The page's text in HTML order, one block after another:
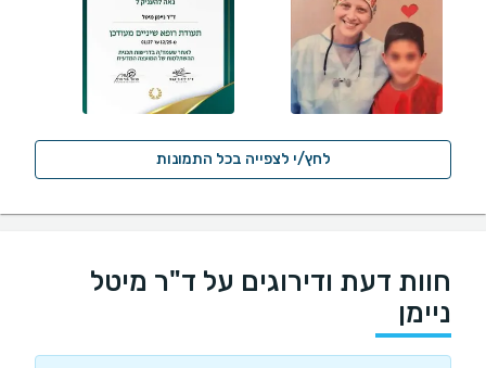
לחץ/י לצפייה בכל התמונות
חוות דעת ודירוגים על ד"ר מיטל
ניימן